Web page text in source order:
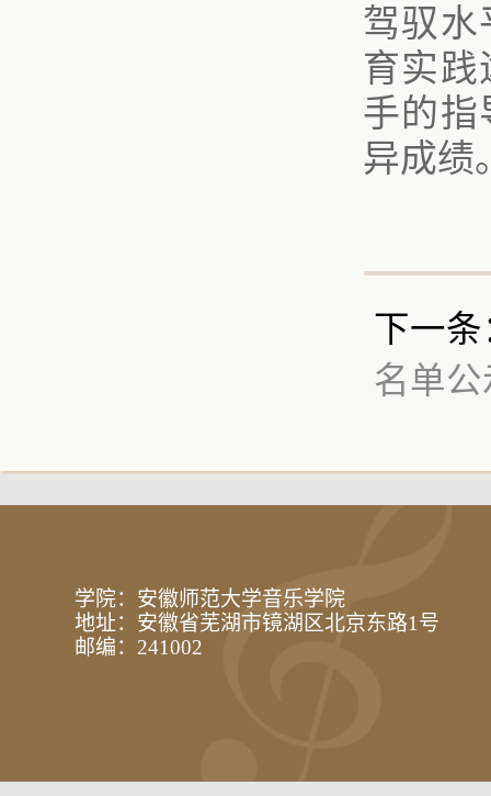
驾驭水
育实践
手的指
异成绩
下一条
名单公
学院：安徽师范大学音乐学院
地址：安徽省芜湖市镜湖区北京东路1号
邮编：241002